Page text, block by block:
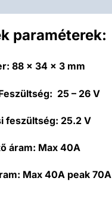
paraméterek:
88 x 34 x 3 mm
25 – 26 V
feszültség: 25.2 V
áram: Max 40A
Max 40A peak 70A